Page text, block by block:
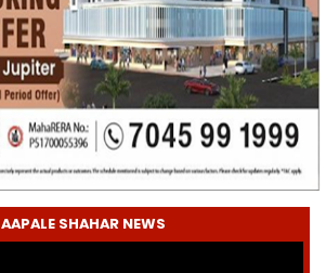
AAPALE SHAHAR NEWS